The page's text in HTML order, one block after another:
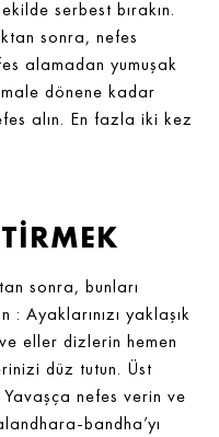
serbest bırakın.
sonra, nefes
alamadan yumuşak
dönene kadar
alın. En fazla iki kez
sonra, bunları
Ayaklarınızı yaklaşık
eller dizlerin hemen
düz tutun. Üst
Yavaşça nefes verin ve
bandha’yı